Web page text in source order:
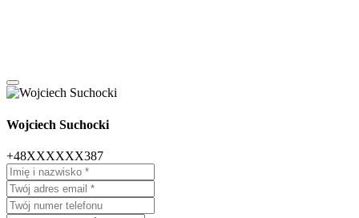
Wojciech Suchocki
+48XXXXXX387